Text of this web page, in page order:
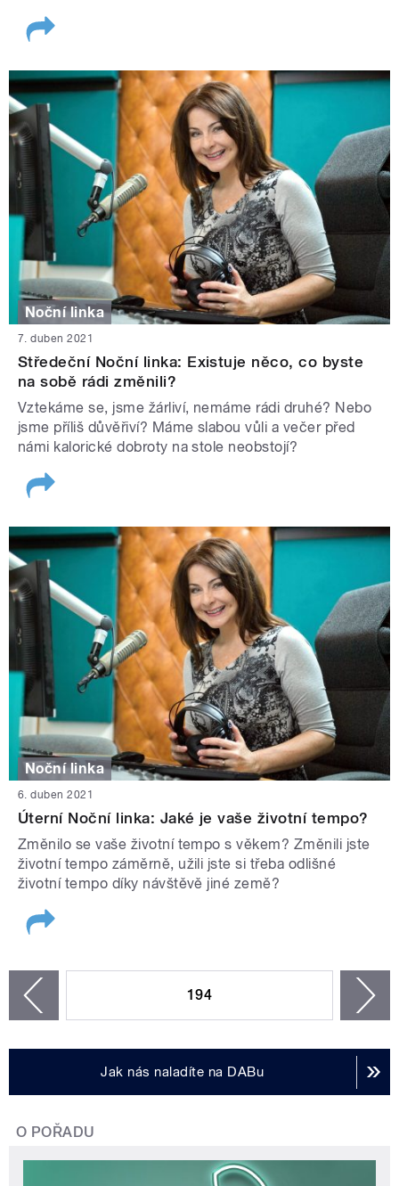
Noční linka
7. duben 2021
Středeční Noční linka: Existuje něco, co byste
na sobě rádi změnili?
Vztekáme se, jsme žárliví, nemáme rádi druhé? Nebo
jsme příliš důvěřiví? Máme slabou vůli a večer před
námi kalorické dobroty na stole neobstojí?
Noční linka
6. duben 2021
Úterní Noční linka: Jaké je vaše životní tempo?
Změnilo se vaše životní tempo s věkem? Změnili jste
životní tempo záměrně, užili jste si třeba odlišné
životní tempo díky návštěvě jiné země?
194
Jak nás naladíte na DABu
O POŘADU